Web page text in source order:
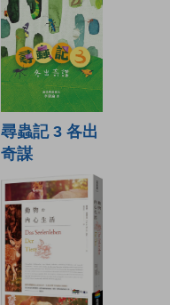
尋蟲記 3 各出
奇謀